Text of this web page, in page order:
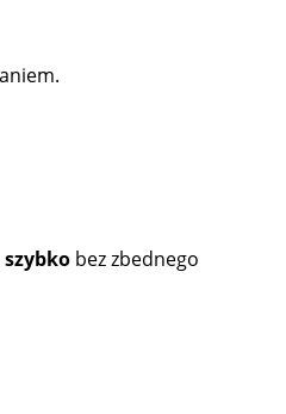
szybko bez zbednego